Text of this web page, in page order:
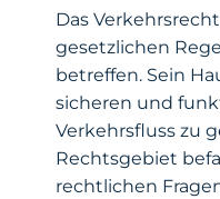
Das
gesetzlichen
betreffen. Sein
sicheren und
Verkehrsfluss zu
Rechtsgebiet
rechtlichen